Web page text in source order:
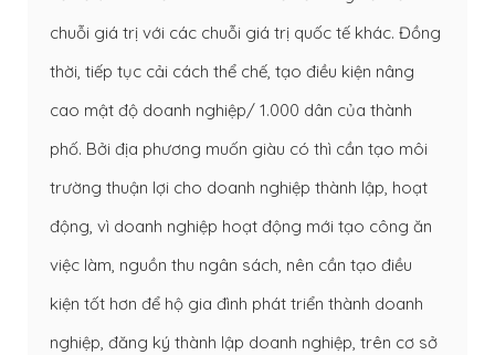
chuỗi giá trị với các chuỗi giá trị quốc tế khác. Đồng
thời, tiếp tục cải cách thể chế, tạo điều kiện nâng
cao mật độ doanh nghiệp/ 1.000 dân của thành
phố. Bởi địa phương muốn giàu có thì cần tạo môi
trường thuận lợi cho doanh nghiệp thành lập, hoạt
động, vì doanh nghiệp hoạt động mới tạo công ăn
việc làm, nguồn thu ngân sách, nên cần tạo điều
kiện tốt hơn để hộ gia đình phát triển thành doanh
nghiệp, đăng ký thành lập doanh nghiệp, trên cơ sở